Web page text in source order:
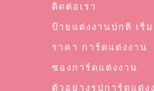
ติดต่อเรา
ป้ายแต่งงานปกติ เริ่
ราคา การ์ดแต่งงาน
ซองการ์ดแต่งงาน
ตัวอย่างรูปการ์ดแต่ง